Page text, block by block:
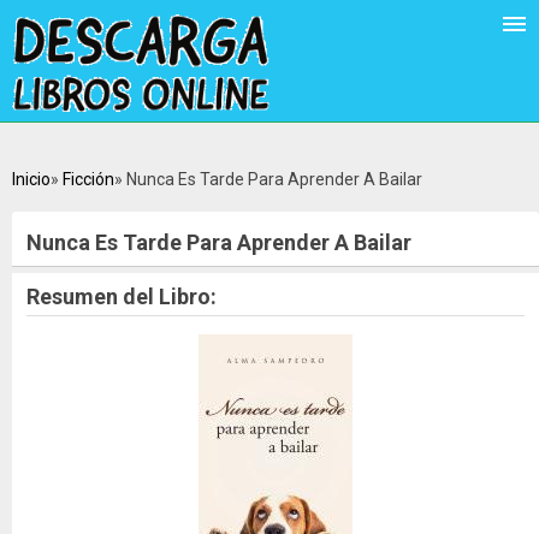
Inicio Ficción Nunca Es Tarde Para Aprender A Bailar
Nunca Es Tarde Para Aprender A Bailar
Resumen del Libro: